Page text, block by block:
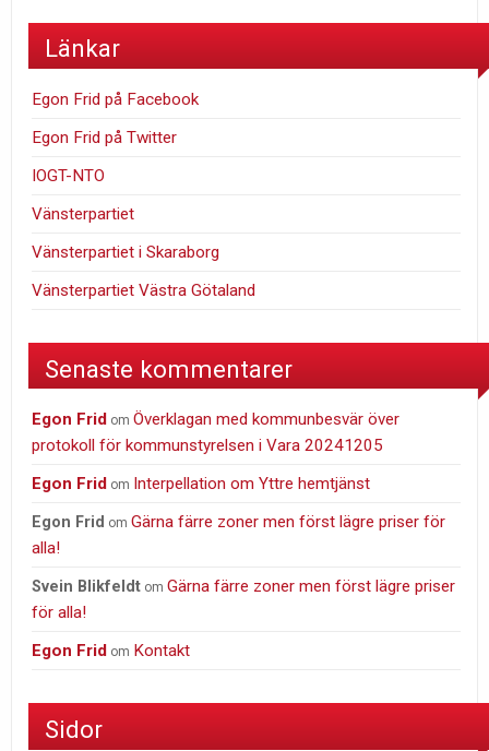
Länkar
Egon Frid på Facebook
Egon Frid på Twitter
IOGT-NTO
Vänsterpartiet
Vänsterpartiet i Skaraborg
Vänsterpartiet Västra Götaland
Senaste kommentarer
Egon Frid omÖverklagan med kommunbesvär över
protokoll för kommunstyrelsen i Vara 20241205
Egon Frid om Interpellation om Yttre hemtjänst
Egon Frid omGärna färre zoner men först lägre priser för
alla!
Svein Blikfeldt omGärna färre zoner men först lägre priser
för alla!
Egon Frid om Kontakt
Sidor